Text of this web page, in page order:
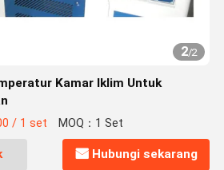
2/2
Kamar Iklim Untuk
/ 1 set MOQ：1 Set
Hubungi sekarang